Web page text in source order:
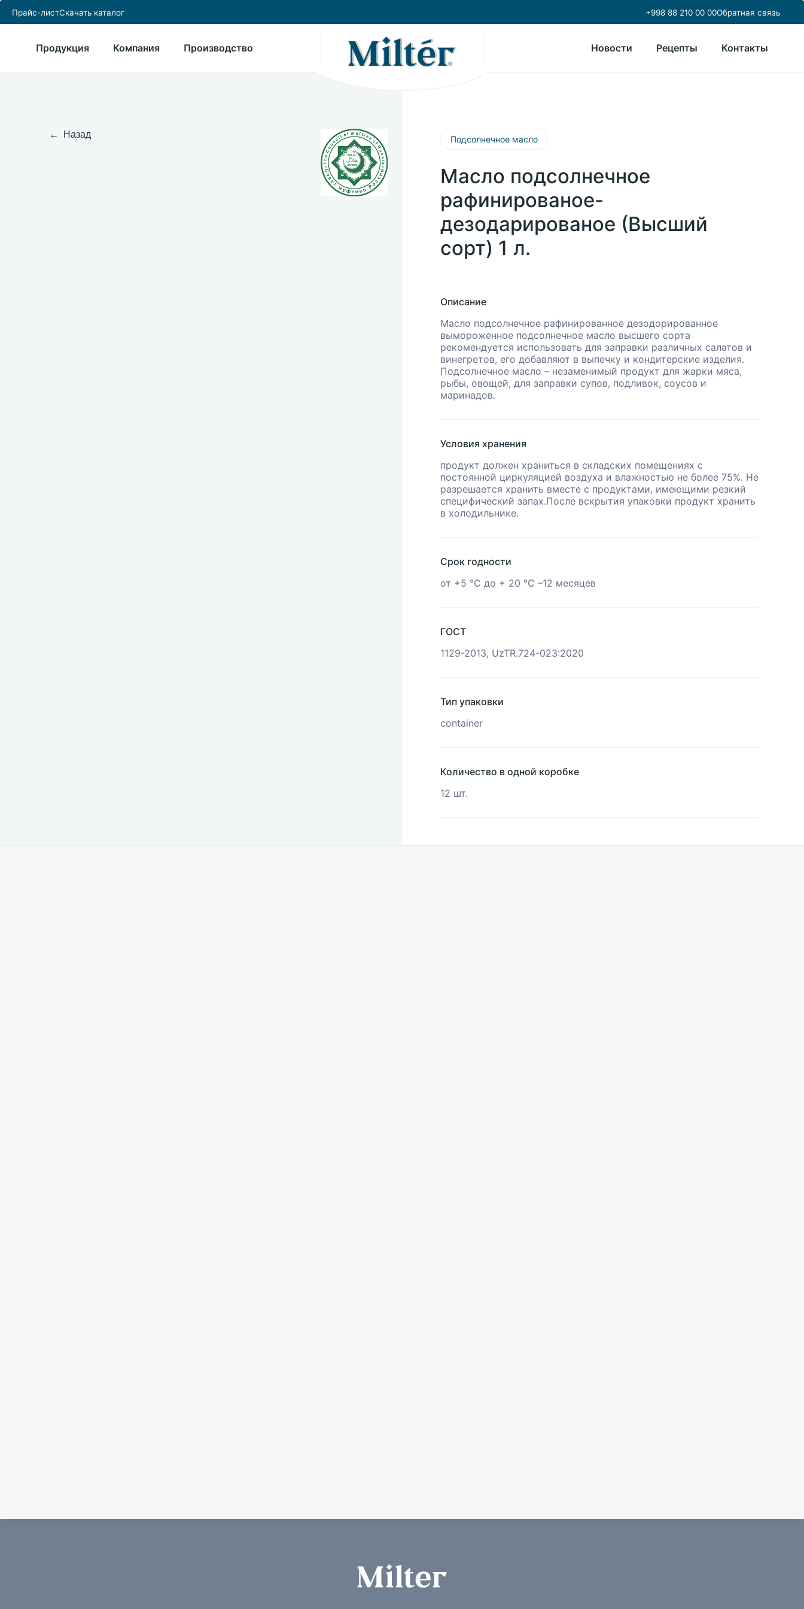
Прайс-листСкачать каталог +998 88 210 00 00Обратная связь
Продукция Компания Производство Новости Рецепты Контакты
← Назад Подсолнечное масло
Масло подсолнечное
рафинированое-
дезодарированое (Высший
сорт) 1 л.
Описание
Масло подсолнечное рафинированное дезодорированное
вымороженное подсолнечное масло высшего сорта
рекомендуется использовать для заправки различных салатов и
винегретов, его добавляют в выпечку и кондитерские изделия.
Подсолнечное масло – незаменимый продукт для жарки мяса,
рыбы, овощей, для заправки супов, подливок, соусов и
маринадов.
Условия хранения
продукт должен храниться в складских помещениях с
постоянной циркуляцией воздуха и влажностью не более 75%. Не
разрешается хранить вместе с продуктами, имеющими резкий
специфический запах.После вскрытия упаковки продукт хранить
в холодильнике.
Срок годности
от +5 °С до + 20 °С –12 месяцев
ГОСТ
1129-2013, UzTR.724-023:2020
Тип упаковки
container
Количество в одной коробке
12 шт.